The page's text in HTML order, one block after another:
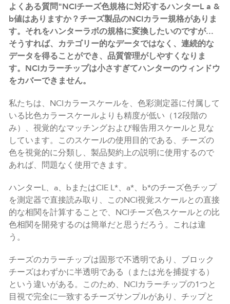
よくある質問"NCIチーズ色規格に対応するハンターL a &
b値はありますか？チーズ製品のNCIカラー規格がありま
す。それをハンターラボの規格に変換したいのですが...
そうすれば、カテゴリー的なデータではなく、連続的な
データを得ることができ、品質管理がしやすくなりま
す。NCIカラーチップは小さすぎてハンターのウィンドウ
をカバーできません。
私たちは、NCIカラースケールを、色彩測定器に付属して
いる比色カラースケールよりも精度が低い（12段階の
み）、視覚的なマッチングおよび報告用スケールと見な
しています。このスケールの使用目的である、チーズの
色を視覚的に分類し、製品契約上の説明に使用するので
あれば、問題なく使用できます。
ハンターL、a、bまたはCIE L*、a*、b*のチーズ色チップ
を測定器で直接読み取り、このNCI視覚スケールとの直接
的な相関を計算することで、NCIチーズ色スケールとの比
色相関を開発するのは簡単だと思うだろう。これは違
う。
チーズのカラーチップは固形で不透明であり、ブロック
チーズはわずかに半透明である（または光を捕捉する）
という違いがある。このため、NCIカラーチップの1つと
目視で完全に一致するチーズサンプルがあり、チップと